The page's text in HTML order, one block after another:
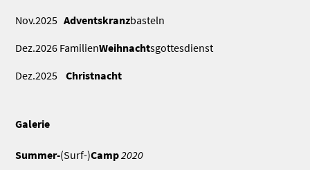
Nov.2025Adventskranzbasteln
Dez.2026 FamilienWeihnachtsgottesdienst
Dez.2025Christnacht
Galerie
Summer-(Surf-)Camp2020